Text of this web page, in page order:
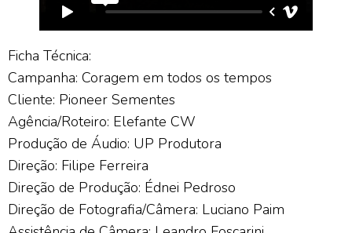
Ficha Técnica:
Campanha: Coragem em todos os tempos
Cliente: Pioneer Sementes
Agência/Roteiro: Elefante CW
Produção de Áudio: UP Produtora
Direção: Filipe Ferreira
Direção de Produção: Édnei Pedroso
Direção de Fotografia/Câmera: Luciano Paim